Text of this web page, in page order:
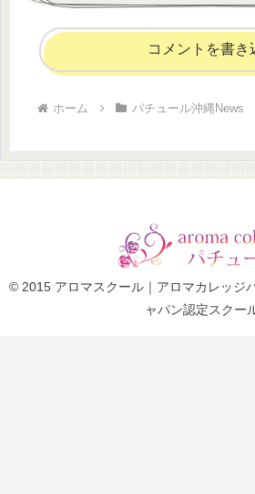
コメントを書き
ホーム パチュール沖縄News
© 2015 アロマスクール｜アロマカレッジ
ャパン認定スクー